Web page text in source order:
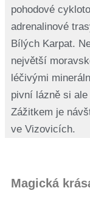
pohodové
adrenalinové
Bílých Karpat.
největší
léčivými
pivní lázně si
Zážitkem je
ve Vizovicích.
Magická